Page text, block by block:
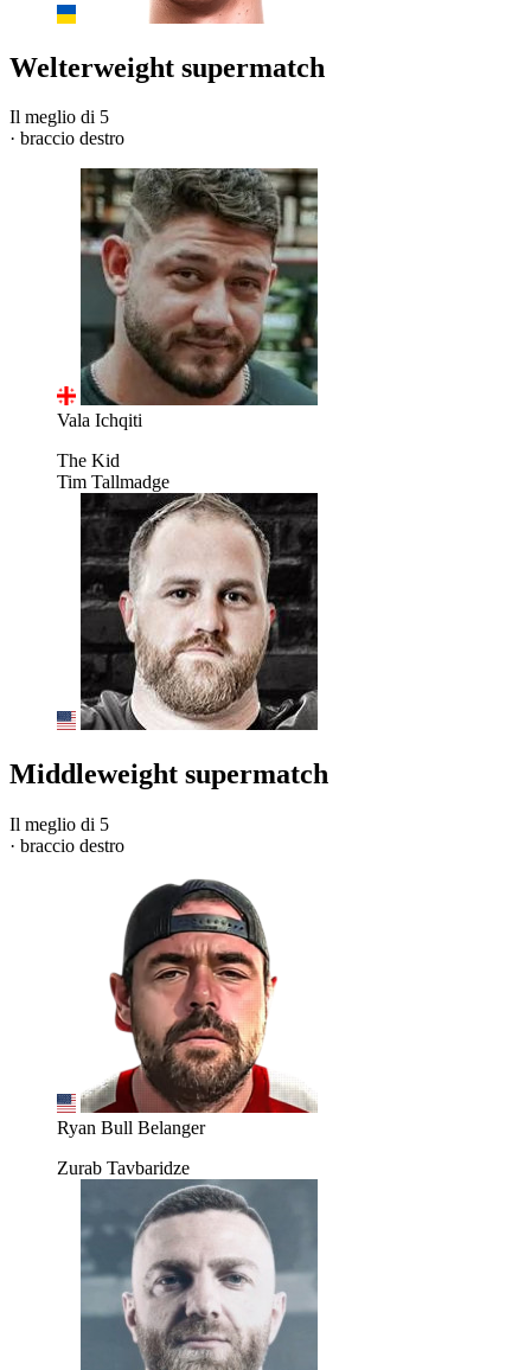
Welterweight supermatch
Il meglio di 5
· braccio destro
Vala Ichqiti
The Kid
Tim Tallmadge
Middleweight supermatch
Il meglio di 5
· braccio destro
Ryan Bull Belanger
Zurab Tavbaridze